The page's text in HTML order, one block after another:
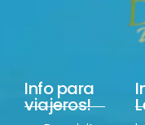
Info para
viajeros!